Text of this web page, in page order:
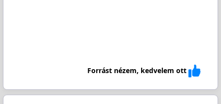
Forrást nézem, kedvelem ott